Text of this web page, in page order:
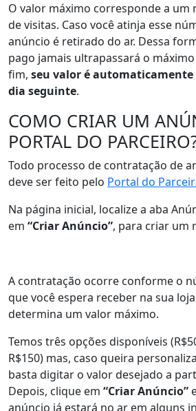
O valor máximo corresponde a um
de visitas. Caso você atinja esse
anúncio é retirado do ar. Dessa
pago jamais ultrapassará o
fim, seu valor é
dia seguinte.
COMO CRIAR UM
PORTAL DO
Todo processo de contratação de
deve ser feito pelo Portal do
Na página inicial, localize a aba
em “Criar Anúncio”, para criar um
A contratação ocorre conforme o
que você espera receber na sua
determina um valor máximo.
Temos três opções disponíveis
R$150) mas, caso queira
basta digitar o valor desejado a
Depois, clique em “Criar Anúncio”
anúncio já estará no ar em alguns